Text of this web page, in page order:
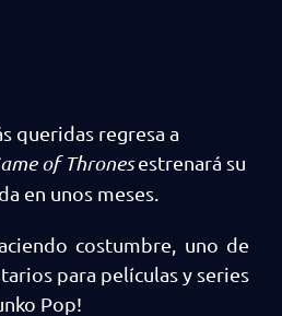
queridas regresa a
of Thronesestrenará su
en unos meses.
costumbre, uno de
para películas y series
Pop!